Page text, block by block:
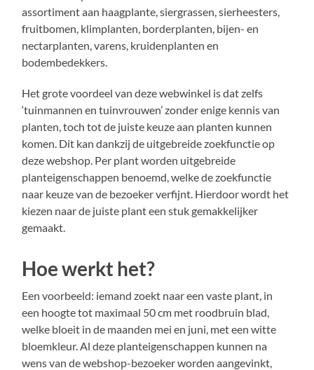
assortiment aan haagplante, siergrassen, sierheesters,
fruitbomen, klimplanten, borderplanten, bijen- en
nectarplanten, varens, kruidenplanten en
bodembedekkers.
Het grote voordeel van deze webwinkel is dat zelfs
‘tuinmannen en tuinvrouwen’ zonder enige kennis van
planten, toch tot de juiste keuze aan planten kunnen
komen. Dit kan dankzij de uitgebreide zoekfunctie op
deze webshop. Per plant worden uitgebreide
planteigenschappen benoemd, welke de zoekfunctie
naar keuze van de bezoeker verfijnt. Hierdoor wordt het
kiezen naar de juiste plant een stuk gemakkelijker
gemaakt.
Hoe werkt het?
Een voorbeeld: iemand zoekt naar een vaste plant, in
een hoogte tot maximaal 50 cm met roodbruin blad,
welke bloeit in de maanden mei en juni, met een witte
bloemkleur. Al deze planteigenschappen kunnen na
wens van de webshop-bezoeker worden aangevinkt,